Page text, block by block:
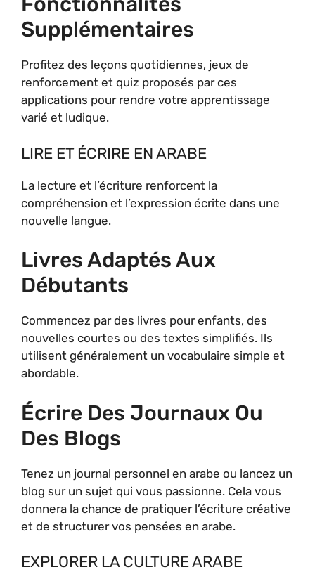
Supplémentaires
Profitez des leçons quotidiennes, jeux de
renforcement et quiz proposés par ces
applications pour rendre votre apprentissage
varié et ludique.
LIRE ET ÉCRIRE EN ARABE
La lecture et l’écriture renforcent la
compréhension et l’expression écrite dans une
nouvelle langue.
Livres Adaptés Aux
Débutants
Commencez par des livres pour enfants, des
nouvelles courtes ou des textes simplifiés. Ils
utilisent généralement un vocabulaire simple et
abordable.
Écrire Des Journaux Ou
Des Blogs
Tenez un journal personnel en arabe ou lancez un
blog sur un sujet qui vous passionne. Cela vous
donnera la chance de pratiquer l’écriture créative
et de structurer vos pensées en arabe.
EXPLORER LA CULTURE ARABE